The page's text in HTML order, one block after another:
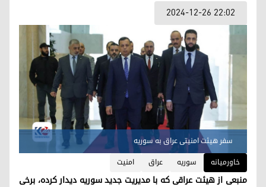
2024-12-26 22:02
سفر هیئت امنیتی عراق به سوریە
خاورمیانه
سوریه عراق امنیت
منبعی از هیئت عراقی که با مدیریت جدید سوریه دیدار کرده، برخی